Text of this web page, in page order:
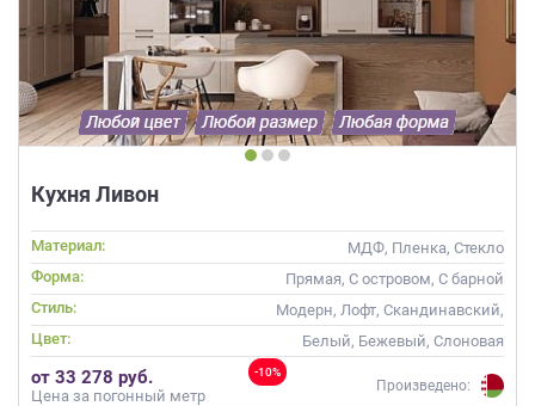
Кухня Ливон
Материал:
МДФ, Пленка, Стекло
Форма:
Прямая, С островом, С барной
стойкой
Стиль:
Модерн, Лофт, Скандинавский,
Неоклассика, Современные
Цвет:
Белый, Бежевый, Слоновая
кость, Кремовый, Коричневый,
Капучино
-10%
от 33 278 руб.
Цена за погонный метр
Произведено: